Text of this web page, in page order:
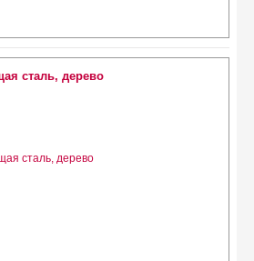
сталь, дерево